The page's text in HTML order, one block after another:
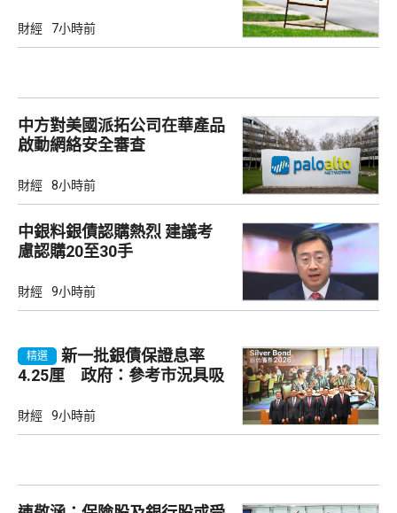
財經 7小時前
中方對美國派拓公司在華產品
啟動網絡安全審查
財經 8小時前
中銀料銀債認購熱烈 建議考
慮認購20至30手
財經 9小時前
精選
新一批銀債保證息率
4.25厘 政府：參考市況具吸
財經 9小時前